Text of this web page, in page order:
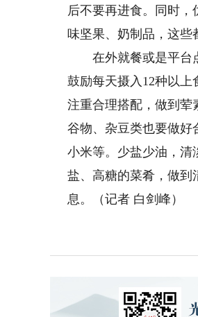
后不要再进食。同时
味坚果、奶制品，这些
在外就餐或是平台点
鼓励每天摄入12种以
注重合理搭配，做到荤
谷物、杂豆类也要做好
小米等。少盐少油，清
盐、高糖的菜肴，做到
息。（记者 白剑峰）